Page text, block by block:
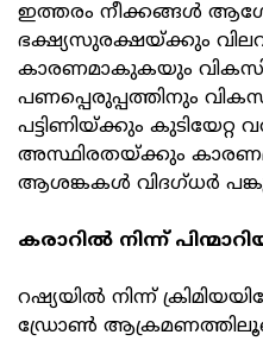
ഇത്തരം നീക്കങ്ങൾ
ഭക്ഷ്യസുരക്ഷയ്ക്കും
കാരണമാകുകയും
പണപ്പെരുപ്പത്തിനും
പട്ടിണിയ്ക്കും
അസ്ഥിരതയ്ക്കും
ആശങ്കകൾ വിദഗ്ധർ
കരാറിൽ നിന്ന്
റഷ്യയിൽ നിന്ന്
ഡ്രോൺ